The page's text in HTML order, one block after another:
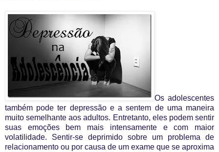
Os adolescentes
também pode ter depressão e a sentem de uma maneira
muito semelhante aos adultos. Entretanto, eles podem sentir
suas emoções bem mais intensamente e com maior
volatilidade. Sentir-se deprimido sobre um problema de
relacionamento ou por causa de um exame que se aproxima